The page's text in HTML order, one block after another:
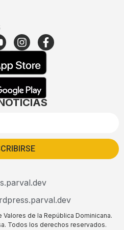
de la República Dominicana.
Todos los derechos reservados.